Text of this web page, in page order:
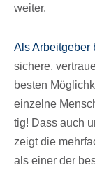
weiter.
Als Arbeit­ge­ber
sichere,
besten
einzelne
tig! Dass auch
zeigt die
als einer der